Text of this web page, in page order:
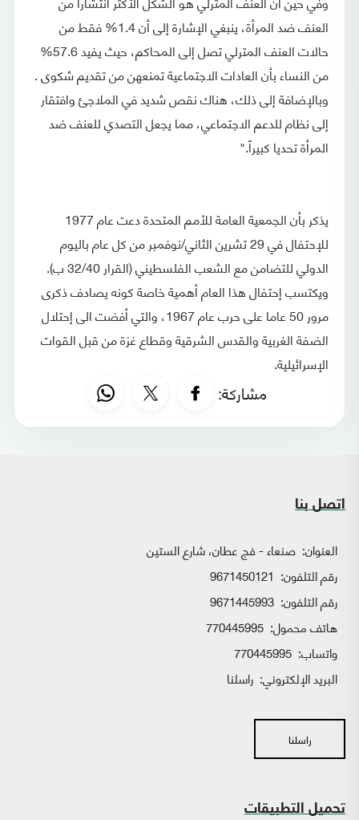
العنف ضد المرأة، ينبغي الإشارة إلى أن 1.4% فقط من
حالات العنف المترلي تصل إلى المحاكم، حيث يفيد 57.6%
من النساء بأن العادات الاجتماعية تمنعهن من تقديم شكوى .
وبالإضافة إلى ذلك، هناك نقص شديد في الملاجئ وافتقار
إلى نظام للدعم الاجتماعي، مما يجعل التصدي للعنف ضد
المرأة تحديا كبيراً."
يذكر بأن الجمعية العامة للأمم المتحدة دعت عام 1977
للإحتفال في 29 تشرين الثاني/نوفمبر من كل عام باليوم
الدولي للتضامن مع الشعب الفلسطيني (القرار 32/40 ب).
ويكتسب إحتفال هذا العام أهمية خاصة كونه يصادف ذكرى
مرور 50 عاما على حرب عام 1967، والتي أفضت الى إحتلال
الضفة الغربية والقدس الشرقية وقطاع غزة من قبل القوات
الإسرائيلية.
مشاركة:
اتصل بنا
العنوان: صنعاء - فج عطان، شارع الستين
رقم التلفون: 9671450121
رقم التلفون: 9671445993
هاتف محمول: 770445995
واتساب:
البريد الإلكتروني: راسلنا
راسلنا
تحميل التطبيقات